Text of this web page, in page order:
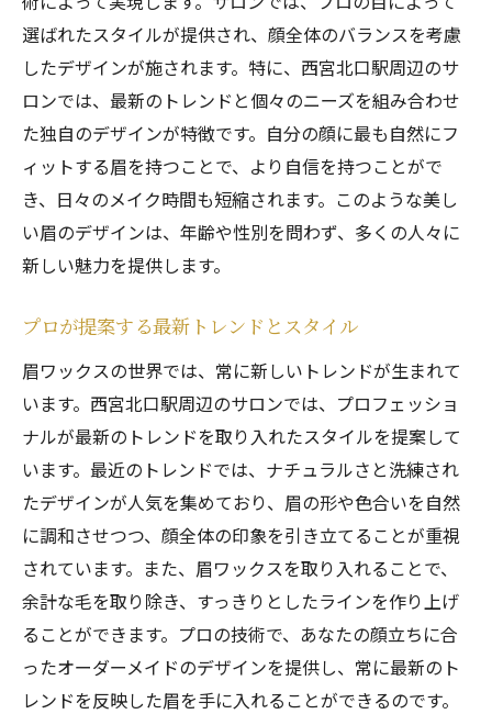
選ばれたスタイルが提供され、顔全体のバランスを考慮
したデザインが施されます。特に、西宮北口駅周辺のサ
ロンでは、最新のトレンドと個々のニーズを組み合わせ
た独自のデザインが特徴です。自分の顔に最も自然にフ
ィットする眉を持つことで、より自信を持つことがで
き、日々のメイク時間も短縮されます。このような美し
い眉のデザインは、年齢や性別を問わず、多くの人々に
新しい魅力を提供します。
プロが提案する最新トレンドとスタイル
眉ワックスの世界では、常に新しいトレンドが生まれて
います。西宮北口駅周辺のサロンでは、プロフェッショ
ナルが最新のトレンドを取り入れたスタイルを提案して
います。最近のトレンドでは、ナチュラルさと洗練され
たデザインが人気を集めており、眉の形や色合いを自然
に調和させつつ、顔全体の印象を引き立てることが重視
されています。また、眉ワックスを取り入れることで、
余計な毛を取り除き、すっきりとしたラインを作り上げ
ることができます。プロの技術で、あなたの顔立ちに合
ったオーダーメイドのデザインを提供し、常に最新のト
レンドを反映した眉を手に入れることができるのです。